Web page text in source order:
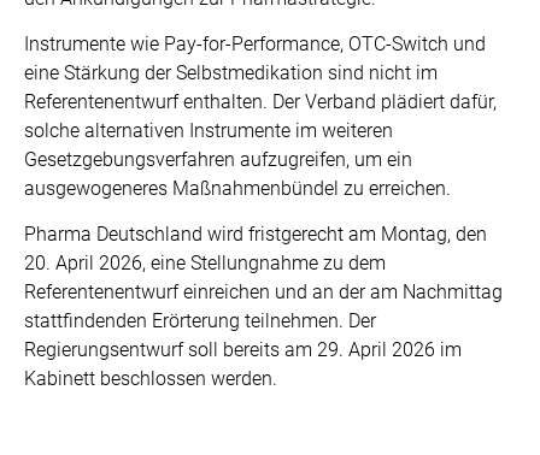
Instrumente wie Pay-for-Performance, OTC-Switch und
eine Stärkung der Selbstmedikation sind nicht im
Referentenentwurf enthalten. Der Verband plädiert dafür,
solche alternativen Instrumente im weiteren
Gesetzgebungsverfahren aufzugreifen, um ein
ausgewogeneres Maßnahmenbündel zu erreichen.
Pharma Deutschland wird fristgerecht am Montag, den
20. April 2026, eine Stellungnahme zu dem
Referentenentwurf einreichen und an der am Nachmittag
stattfindenden Erörterung teilnehmen. Der
Regierungsentwurf soll bereits am 29. April 2026 im
Kabinett beschlossen werden.